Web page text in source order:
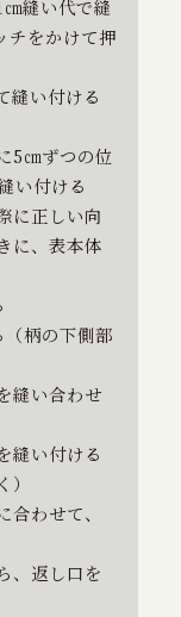
縫い代で縫
チをかけて押
縫い付ける
5㎝ずつの位
い付ける
に正しい向
に、表本体
柄の下側部
縫い合わせ
縫い付ける
わせて、
、返し口を